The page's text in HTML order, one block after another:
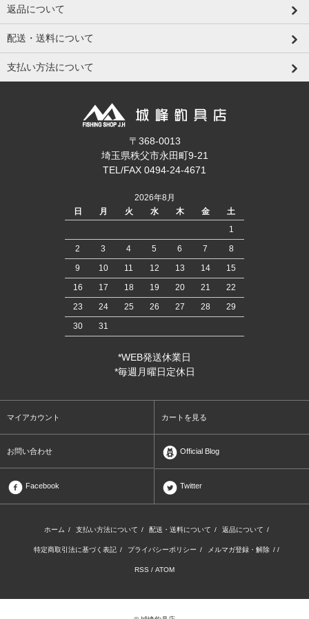
返品について
配送・送料について
支払い方法について
〒368-0013
埼玉県秩父市永田町9-21
TEL/FAX 0494-24-4671
2026年8月
日
月 火 水 木 金
土
1
2
3 4 5 6 7
8
9
10 11 12 13 14
15
16
17 18 19 20 21
22
23
24 25 26 27 28
29
30
31
*WEB発送休業日
*毎週月曜日定休日
マイアカウント カートを見る
お問い合わせ Official Blog
Facebook Twitter
ホーム / 支払い方法について / 配送・送料について / 返品について /
特定商取引法に基づく表記 / プライバシーポリシー / メルマガ登録・解除 / /
RSS / ATOM